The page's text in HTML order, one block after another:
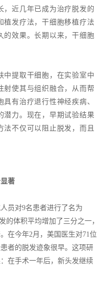
，近几年已成为治疗脱发的
植发疗法，干细胞移植疗法
的效果。长期以来，干细胞
中提取干细胞，在实验室中
射使其与组织融合，从而帮
有治疗退行性神经疾病、
潜力。现在，早期试验结果
不仅可以阻止脱发，而且
著
员对9名患者进行了名为
的体积平均增加了三分之一，
在今年2月，美国医生对71位
者的脱发迹象很早。这项研
在手术一年后，新头发继续